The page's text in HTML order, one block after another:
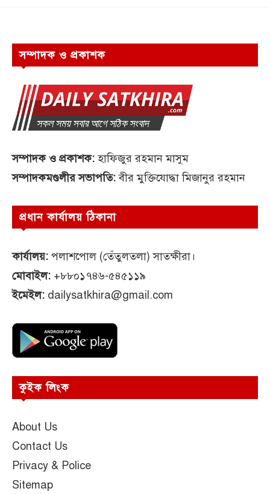
সম্পাদক ও প্রকাশক
সম্পাদক ও প্রকাশক:হাফিজুর রহমান মাসুম
সম্পাদকমণ্ডলীর সভাপতি:বীর মুক্তিযোদ্ধা মিজানুর রহমান
প্রধান কার্যালয় ঠিকানা
কার্যালয়: পলাশপোল (তেঁতুলতলা) সাতক্ষীরা।
মোবাইল: +৮৮০১৭৪৬-৫৪৫১১৯
ইমেইল: dailysatkhira@gmail.com
কুইক লিংক
About Us
Contact Us
Privacy & Police
Sitemap